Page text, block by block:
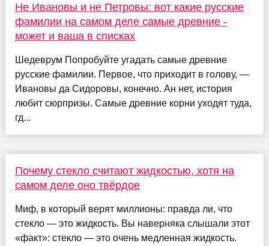
Не Ивановы и не Петровы: вот какие русские
фамилии на самом деле самые древние -
может и ваша в списках
Шедеврум Попробуйте угадать самые древние
русские фамилии. Первое, что приходит в голову, —
Ивановы да Сидоровы, конечно. Ан нет, история
любит сюрпризы. Самые древние корни уходят туда,
гд...
Почему стекло считают жидкостью, хотя на
самом деле оно твёрдое
Миф, в который верят миллионы: правда ли, что
стекло — это жидкость. Вы наверняка слышали этот
«факт»: стекло — это очень медленная жидкость.